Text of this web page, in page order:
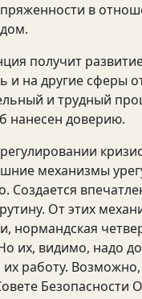
в
получит
и на другие сферы
и трудный
нанесен доверию.
механизмы
Создается
От этих
нормандская
их, видимо, надо
работу.
Безопасности